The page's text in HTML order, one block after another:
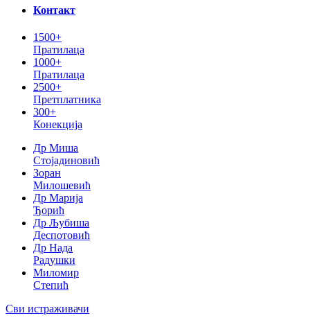
Контакт
1500+
Пратилаца
1000+
Пратилаца
2500+
Претплатника
300+
Конекција
Др Миша
Стојадиновић
Зоран
Милошевић
Др Марија
Ђорић
Др Љубиша
Деспотовић
Др Нада
Радушки
Миломир
Степић
Сви истраживачи